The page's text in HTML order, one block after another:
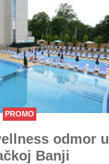
PROMO
odmor u
Banji